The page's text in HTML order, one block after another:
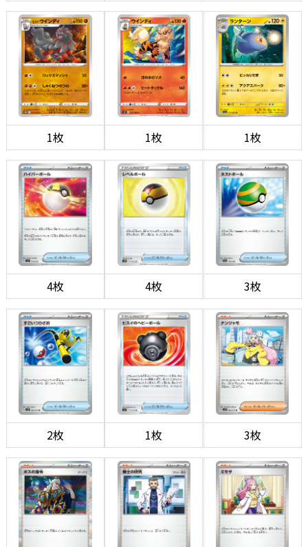
1枚 1枚 1枚
4枚 4枚 3枚
2枚 1枚 3枚